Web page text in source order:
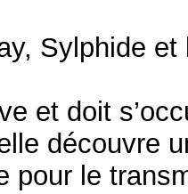
Sylphide
et doit
découvre
pour le